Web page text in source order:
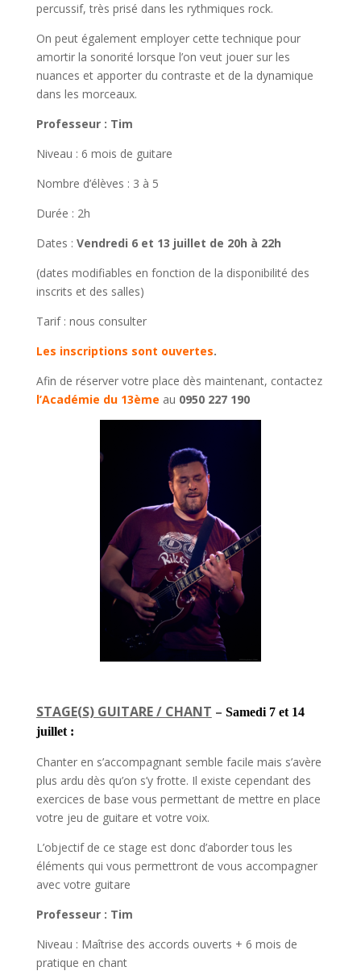
percussif, très prisé dans les rythmiques rock.
On peut également employer cette technique pour
amortir la sonorité lorsque l’on veut jouer sur les
nuances et apporter du contraste et de la dynamique
dans les morceaux.
Professeur : Tim
Niveau : 6 mois de guitare
Nombre d’élèves : 3 à 5
Durée : 2h
Dates : Vendredi 6 et 13 juillet de 20h à 22h
(dates modifiables en fonction de la disponibilité des
inscrits et des salles)
Tarif : nous consulter
Les inscriptions sont ouvertes.
Afin de réserver votre place dès maintenant, contactez
l’Académie du 13ème au 0950 227 190
STAGE(S) GUITARE / CHANT – Samedi 7 et 14
juillet :
Chanter en s’accompagnant semble facile mais s’avère
plus ardu dès qu’on s’y frotte. Il existe cependant des
exercices de base vous permettant de mettre en place
votre jeu de guitare et votre voix.
L’objectif de ce stage est donc d’aborder tous les
éléments qui vous permettront de vous accompagner
avec votre guitare
Professeur : Tim
Niveau : Maîtrise des accords ouverts + 6 mois de
pratique en chant